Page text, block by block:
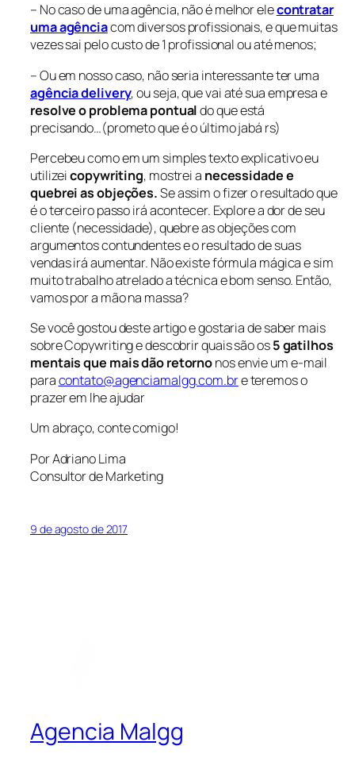
– No caso de uma agência, não é melhor elecontratar
uma agênciacom diversos profissionais, e que muitas
vezes sai pelo custo de 1 profissional ou até menos;
– Ou em nosso caso, não seria interessante ter uma
agência delivery, ou seja, que vai até sua empresa e
resolve o problema pontualdo que está
precisando…(prometo que é o último jabá rs)
Percebeu como em um simples texto explicativo eu
utilizeicopywriting, mostrei a necessidade e
quebrei as objeções.Se assim o fizer o resultado que
é o terceiro passo irá acontecer. Explore a dor de seu
cliente (necessidade), quebre as objeções com
argumentos contundentes e o resultado de suas
vendas irá aumentar. Não existe fórmula mágica e sim
muito trabalho atrelado a técnica e bom senso. Então,
vamos por a mão na massa?
Se você gostou deste artigo e gostaria de saber mais
sobre Copywriting e descobrir quais são os5 gatilhos
mentais que mais dão retornonos envie um e-mail
paracontato@agenciamalgg.com.bre teremos o
prazer em lhe ajudar
Um abraço, conte comigo!
Por Adriano Lima
Consultor de Marketing
9 de agosto de 2017
Agencia Malgg